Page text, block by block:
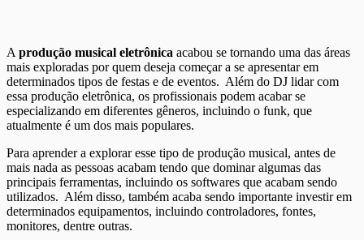
A produção musical eletrônica acabou se tornando uma das áreas
mais exploradas por quem deseja começar a se apresentar em
determinados tipos de festas e de eventos. Além do DJ lidar com
essa produção eletrônica, os profissionais podem acabar se
especializando em diferentes gêneros, incluindo o funk, que
atualmente é um dos mais populares.
Para aprender a explorar esse tipo de produção musical, antes de
mais nada as pessoas acabam tendo que dominar algumas das
principais ferramentas, incluindo os softwares que acabam sendo
utilizados. Além disso, também acaba sendo importante investir em
determinados equipamentos, incluindo controladores, fontes,
monitores, dentre outras.